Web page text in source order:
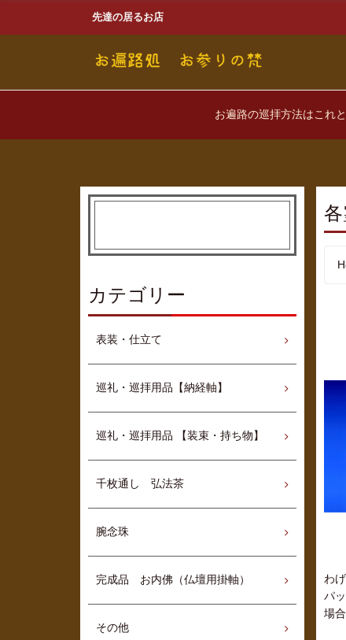
先達の居るお店
お遍路の巡拝方法はこれ
わ
パ
場
カテゴリー
表装・仕立て
巡礼・巡拝用品【納経軸】
巡礼・巡拝用品 【装束・持ち物】
千枚通し 弘法茶
腕念珠
完成品 お内佛（仏壇用掛軸）
その他